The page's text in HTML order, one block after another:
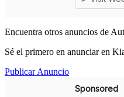
Encuentra otros anuncios de
Sé el primero en anunciar en
Publicar Anuncio